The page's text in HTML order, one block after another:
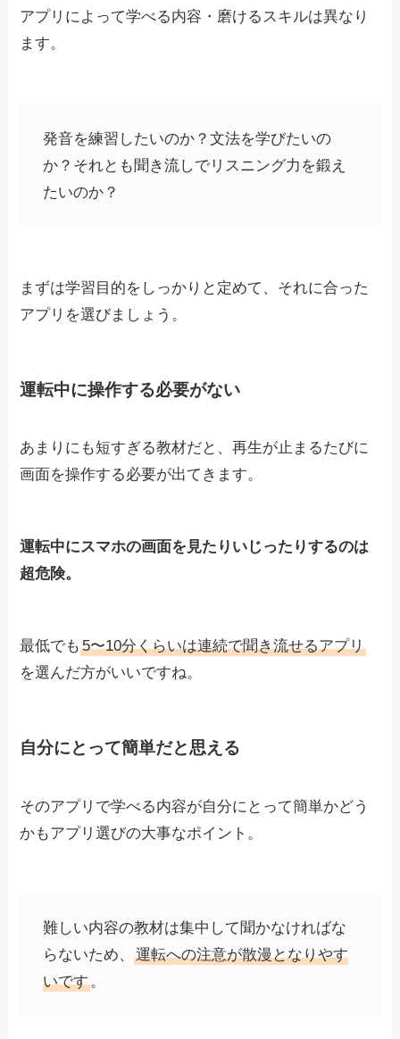
アプリによって学べる内容・磨けるスキルは異なり
ます。
発音を練習したいのか？文法を学びたいの
か？それとも聞き流しでリスニング力を鍛え
たいのか？
まずは学習目的をしっかりと定めて、それに合った
アプリを選びましょう。
運転中に操作する必要がない
あまりにも短すぎる教材だと、再生が止まるたびに
画面を操作する必要が出てきます。
運転中にスマホの画面を見たりいじったりするのは
超危険。
最低でも5〜10分くらいは連続で聞き流せるアプリ
を選んだ方がいいですね。
自分にとって簡単だと思える
そのアプリで学べる内容が自分にとって簡単かどう
かもアプリ選びの大事なポイント。
難しい内容の教材は集中して聞かなければな
らないため、
運転への注意が散漫となりやす
いです。